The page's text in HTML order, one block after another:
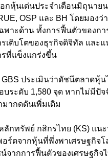
กหุ้นเด่นประจำเดือนมิถุนาย
OSP และ BH โดยมอง
พาะด้าน ทั้งการฟื้นตัวของก
รเติบโตของธุรกิจดิจิทัล และ
ที่แข็งแกร่งขึ้น
ประเมินว่าดัชนีตลาดหุ้น
ระดับ 1,580 จุด หากไม่มีปัจ
มากดดันเพิ่มเติม
ลักทรัพย์ กสิกรไทย (KS) แน
ร์ตจากหุ้นที่พึ่งพาเศรษฐกิจ
จากการฟื้นตัวของเศรษฐกิจ